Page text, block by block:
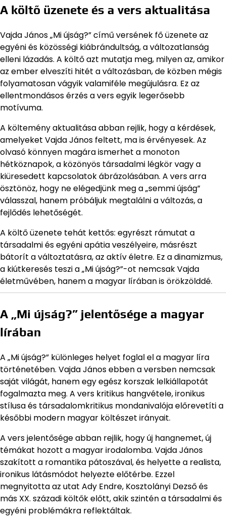
A költő üzenete és a vers aktualitása
Vajda János „Mi újság?” című versének fő üzenete az
egyéni és közösségi kiábrándultság, a változatlanság
elleni lázadás. A költő azt mutatja meg, milyen az, amikor
az ember elveszíti hitét a változásban, de közben mégis
folyamatosan vágyik valamiféle megújulásra. Ez az
ellentmondásos érzés a vers egyik legerősebb
motívuma.
A költemény aktualitása abban rejlik, hogy a kérdések,
amelyeket Vajda János feltett, ma is érvényesek. Az
olvasó könnyen magára ismerhet a monoton
hétköznapok, a közönyös társadalmi légkör vagy a
kiüresedett kapcsolatok ábrázolásában. A vers arra
ösztönöz, hogy ne elégedjünk meg a „semmi újság”
válasszal, hanem próbáljuk megtalálni a változás, a
fejlődés lehetőségét.
A költő üzenete tehát kettős: egyrészt rámutat a
társadalmi és egyéni apátia veszélyeire, másrészt
bátorít a változtatásra, az aktív életre. Ez a dinamizmus,
a kiútkeresés teszi a „Mi újság?”-ot nemcsak Vajda
életművében, hanem a magyar lírában is örökzölddé.
A „Mi újság?” jelentősége a magyar
lírában
A „Mi újság?” különleges helyet foglal el a magyar líra
történetében. Vajda János ebben a versben nemcsak
saját világát, hanem egy egész korszak lelkiállapotát
fogalmazta meg. A vers kritikus hangvétele, ironikus
stílusa és társadalomkritikus mondanivalója előrevetíti a
későbbi modern magyar költészet irányait.
A vers jelentősége abban rejlik, hogy új hangnemet, új
témákat hozott a magyar irodalomba. Vajda János
szakított a romantika pátoszával, és helyette a realista,
ironikus látásmódot helyezte előtérbe. Ezzel
megnyitotta az utat Ady Endre, Kosztolányi Dezső és
más XX. századi költők előtt, akik szintén a társadalmi és
egyéni problémákra reflektáltak.